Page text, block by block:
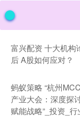
富兴配资 十大机构
后 A股如何应对？
蚂蚁策略 “杭州
产业大会：深度探
赋能战略”_投资_行